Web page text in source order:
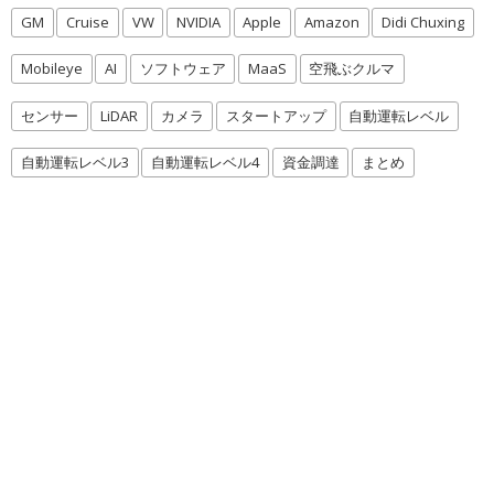
GM Cruise VW NVIDIA Apple Amazon Didi Chuxing
Mobileye AI ソフトウェア MaaS 空飛ぶクルマ
センサー LiDAR カメラ スタートアップ 自動運転レベル
自動運転レベル3 自動運転レベル4 資金調達 まとめ